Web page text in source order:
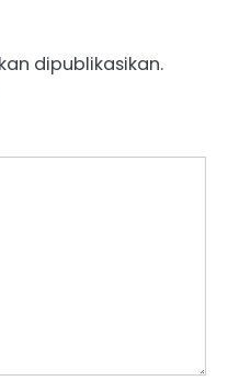
dipublikasikan.